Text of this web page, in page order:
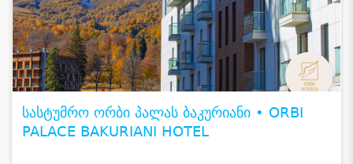
სასტუმრო ორბი პალას ბაკურიანი • ORBI
PALACE BAKURIANI HOTEL